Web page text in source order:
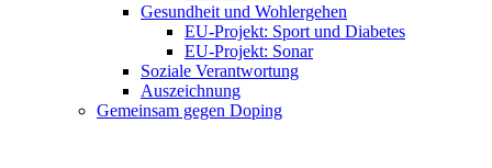
Gesundheit und Wohlergehen
EU-Projekt: Sport und Diabetes
EU-Projekt: Sonar
Soziale Verantwortung
Auszeichnung
Gemeinsam gegen Doping